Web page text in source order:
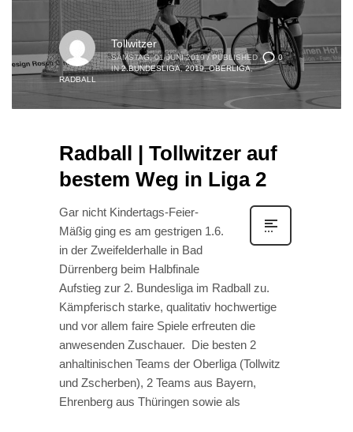
0
Tollwitzer
SAMSTAG, 01 JUNI 2019 / PUBLISHED
IN 2.BUNDESLIGA,2019,OBERLIGA,
RADBALL
Radball | Tollwitzer auf
bestem Weg in Liga 2
Gar nicht Kindertags-Feier-
Mäßig ging es am gestrigen 1.6.
in der Zweifelderhalle in Bad
Dürrenberg beim Halbfinale
Aufstieg zur 2. Bundesliga im Radball zu.
Kämpferisch starke, qualitativ hochwertige
und vor allem faire Spiele erfreuten die
anwesenden Zuschauer. Die besten 2
anhaltinischen Teams der Oberliga (Tollwitz
und Zscherben), 2 Teams aus Bayern,
Ehrenberg aus Thüringen sowie als